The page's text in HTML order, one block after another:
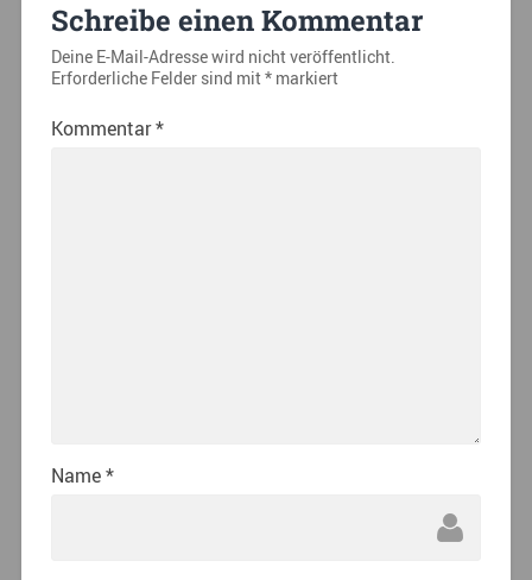
Schreibe einen Kommentar
Deine E-Mail-Adresse wird nicht veröffentlicht.
Erforderliche Felder sind mit*markiert
Kommentar*
Name*